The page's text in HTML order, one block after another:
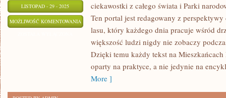
LISTOPAD - 29 - 2025
MOŻLIWOŚĆ KOMENTOWANIA INNA
TEMATYKA
INNA
TEMATYKA
ciekawostki z całego świata i Parki
Ten portal jest redagowany z
lasu, który każdego dnia pracuje wśród
większość ludzi nigdy nie zobaczy
Dzięki temu każdy tekst na
oparty na praktyce, a nie jedynie na
More ]